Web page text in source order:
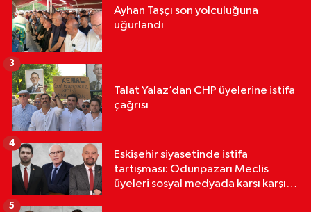
Ayhan Taşçı son yolculuğuna
uğurlandı
Talat Yalaz’dan CHP üyelerine istifa
çağrısı
3
Eskişehir siyasetinde istifa
tartışması: Odunpazarı Meclis
üyeleri sosyal medyada karşı karşıya
4
5